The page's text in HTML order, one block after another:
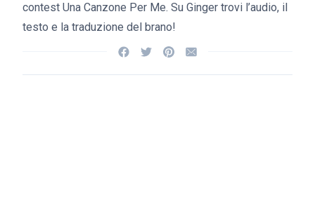
contest Una Canzone Per Me. Su Ginger trovi l’audio, il
testo e la traduzione del brano!